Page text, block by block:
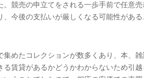
競売の申立てをされる一歩手前で任意
、今後の支払いが厳しくなる可能性があ
めたコレクションが数多くあり、本、雑
賃貸があるかどうかわからないため引